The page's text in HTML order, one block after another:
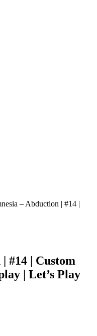
– Abduction | #14 |
#14 | Custom
| Let’s Play